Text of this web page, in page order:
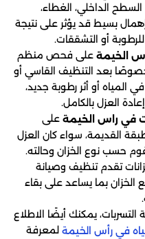
السطح الداخلي، الغطاء،
بسيط قد يؤثر على نتيجة
أو التشققات.
الخيمة على فحص منظم
بعد التنظيف القاسي أو
المياه أو أثر رطوبة جديد،
العزل بالكامل.
في راس الخيمة على
القديمة، سواء كان العزل
حسب نوع الخزان وحالته.
تقدم تنظيف وصيانة
الخزان بما يساعد على بقاء
التسربات، يمكنك أيضًا الاطلاع
في رأس الخيمة لمعرفة